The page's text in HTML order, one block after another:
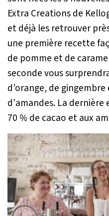
Extra Creations de
et déjà les retrouver
une première recette
de pomme et de
seconde vous
d’orange, de
d'amandes. La
70 % de cacao et aux